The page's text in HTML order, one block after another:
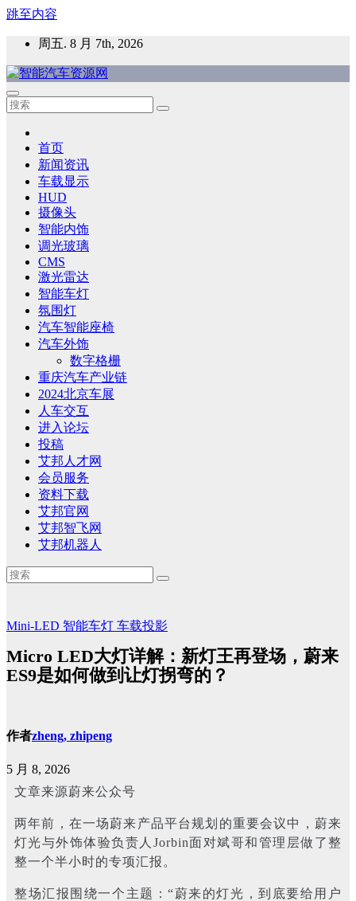
跳至内容
周五. 8 月 7th, 2026
智能汽车资源网
智能表面，智能内饰，新能源汽车，HMI，人车交互，智能车
首页
新闻资讯
车载显示
HUD
摄像头
智能内饰
调光玻璃
CMS
激光雷达
智能车灯
氛围灯
汽车智能座椅
汽车外饰
数字格栅
重庆汽车产业链
2024北京车展
人车交互
进入论坛
投稿
艾邦人才网
会员服务
资料下载
艾邦官网
艾邦智飞网
艾邦机器人
Mini-LED 智能车灯 车载投影
Micro LED大灯详解：新灯王再登场，蔚来
ES9是如何做到让灯拐弯的？
作者zheng, zhipeng
5 月 8, 2026
文章来源蔚来公众号
两年前，在一场蔚来产品平台规划的重要会议中，蔚来
灯光与外饰体验负责人Jorbin面对斌哥和管理层做了整
整一个半小时的专项汇报。
整场汇报围绕一个主题：“蔚来的灯光，到底要给用户